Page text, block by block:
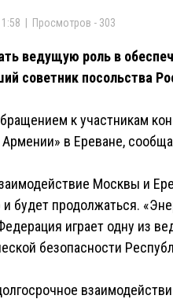
| Просмотров - 303
ведущую роль в
советник посольства
к участникам
в Ереване,
Москвы и
будет продолжаться.
играет одну из
безопасности